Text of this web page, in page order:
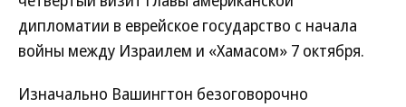
дипломатии в еврейское государство с начала
войны между Израилем и «Хамасом» 7 октября.
Изначально Вашингтон безоговорочно